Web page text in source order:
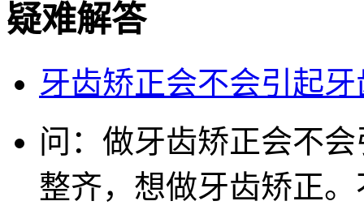
疑难解答
牙齿矫正会不会引起牙
问：做牙齿矫正会不
整齐，想做牙齿矫正